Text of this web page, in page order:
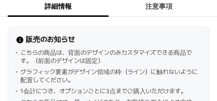
詳細情報 注意事項
販売のお知らせ
こちらの商品は、背面のデザインのみカスタマイズできる商品で
す。（前面のデザインは固定）
グラフィック要素がデザイン領域の枠（ライン）に触れないように
配置してください。
1会計につき、オプションごとに3点までご購入いただけます。